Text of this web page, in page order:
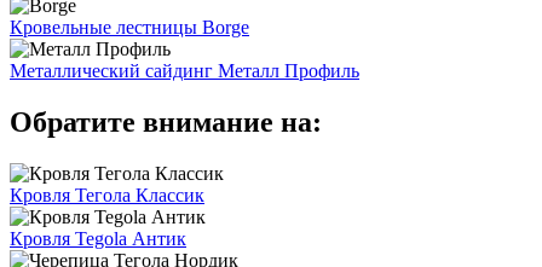
Кровельные лестницы Borge
Металлический сайдинг Металл Профиль
Обратите внимание на:
Кровля Тегола Классик
Кровля Tegola Антик